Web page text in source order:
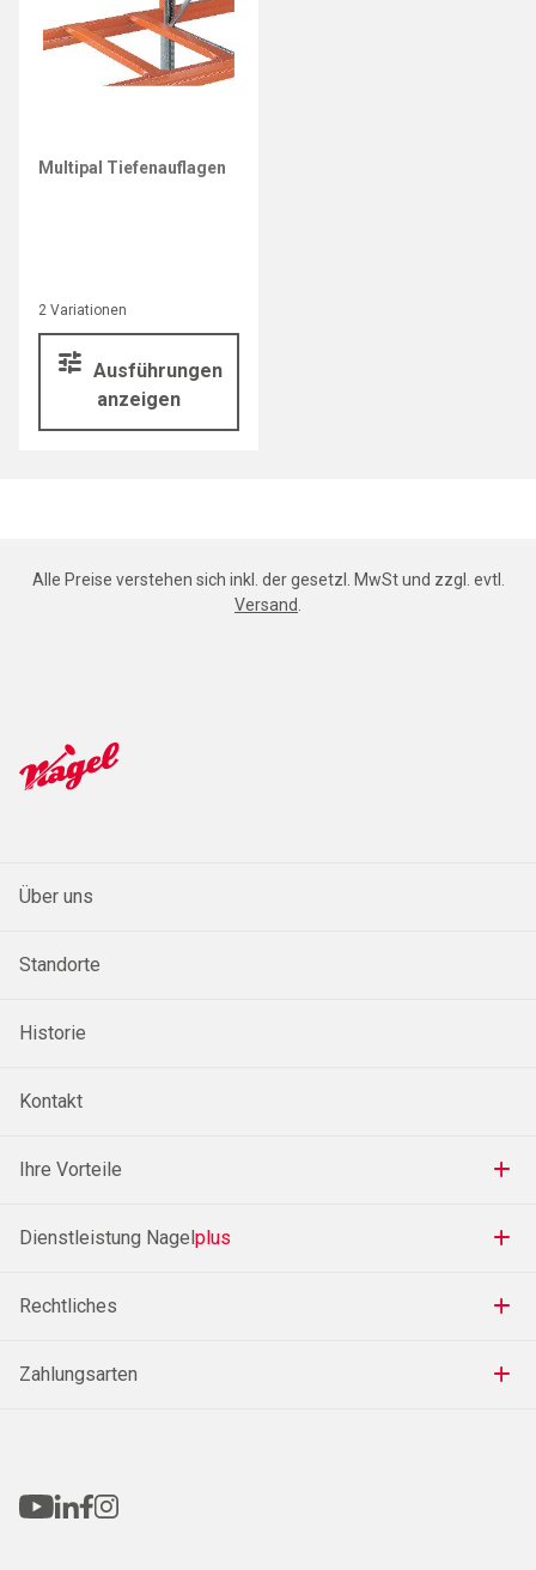
2 Variationen
Ausführungen
anzeigen
Multipal Tiefenauflagen
Alle Preise verstehen sich inkl. der gesetzl. MwSt und zzgl. evtl.
Versand
Über uns
Standorte
Historie
Kontakt
Ihre Vorteile
Dienstleistung Nagelplus
Rechtliches
Zahlungsarten